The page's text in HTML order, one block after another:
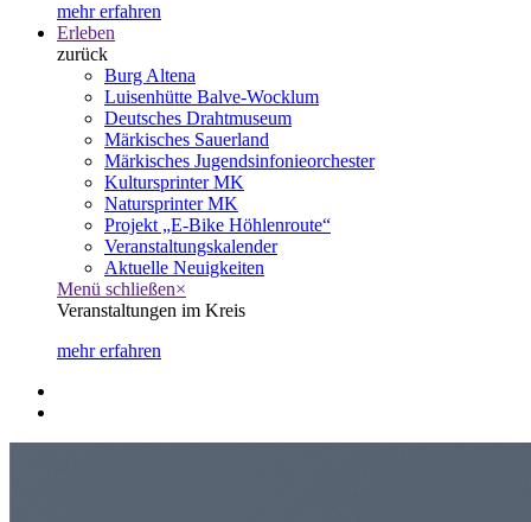
mehr erfahren
Erleben
zurück
Burg Altena
Luisenhütte Balve-Wocklum
Deutsches Drahtmuseum
Märkisches Sauerland
Märkisches Jugendsinfonieorchester
Kultursprinter MK
Natursprinter MK
Projekt „E-Bike Höhlenroute“
Veranstaltungskalender
Aktuelle Neuigkeiten
Menü schließen×
Veranstaltungen im Kreis
mehr erfahren